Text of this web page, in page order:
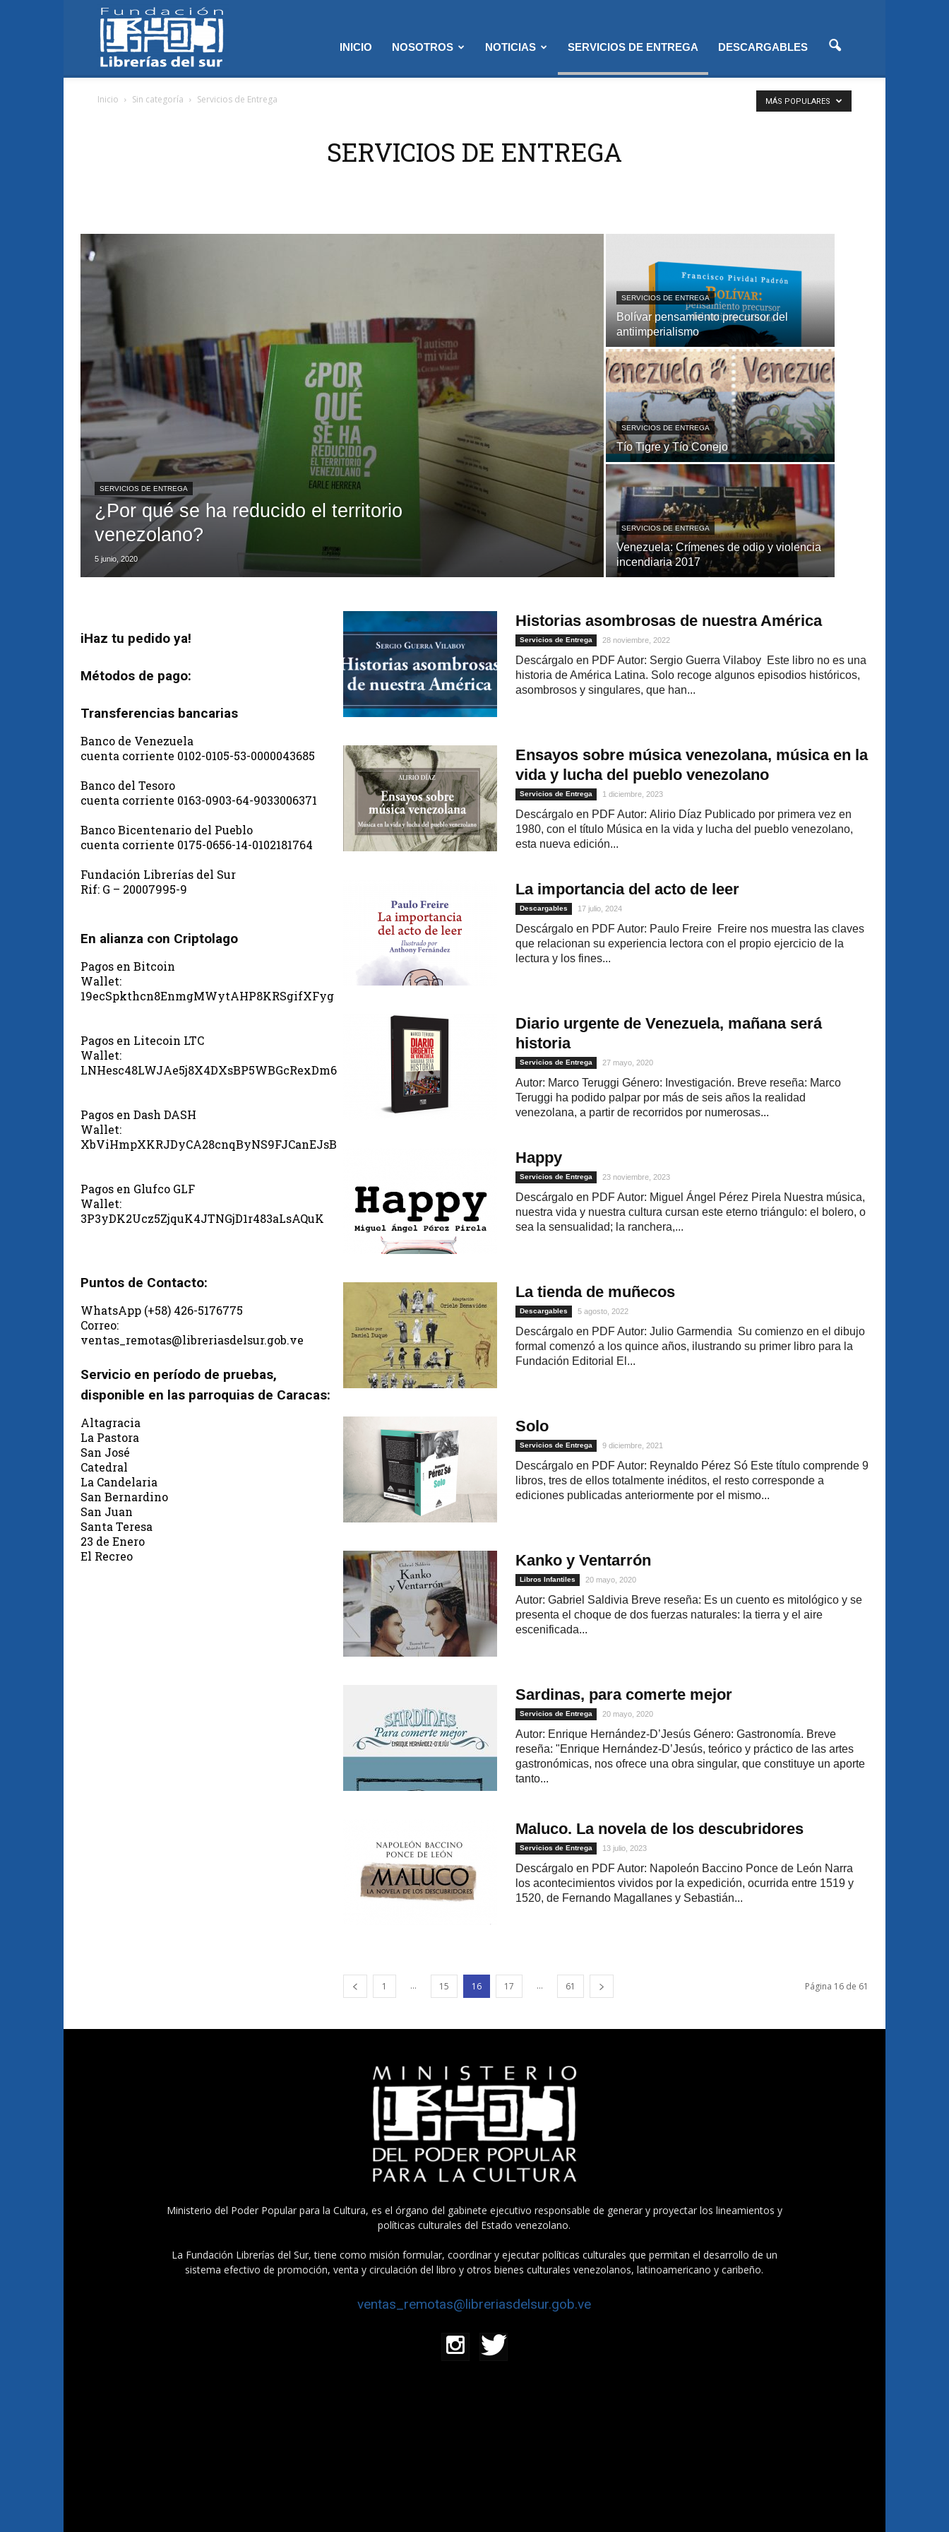
INICIO NOSOTROS NOTICIAS SERVICIOS DE ENTREGA DESCARGABLES
Inicio Sin categoría Servicios de Entrega
SERVICIOS DE ENTREGA
MÁS POPULARES
SERVICIOS DE ENTREGA
¿Por qué se ha reducido el territorio
venezolano?
5 junio, 2020
SERVICIOS DE ENTREGA
Bolívar pensamiento precursor del
antiimperialismo
SERVICIOS DE ENTREGA
Tío Tigre y Tío Conejo
SERVICIOS DE ENTREGA
Venezuela: Crímenes de odio y violencia
incendiaria 2017
Historias asombrosas de nuestra América
Servicios de Entrega 28 noviembre, 2022
Descárgalo en PDF Autor: Sergio Guerra Vilaboy Este libro no es una
historia de América Latina. Solo recoge algunos episodios históricos,
asombrosos y singulares, que han...
Ensayos sobre música venezolana, música en la
vida y lucha del pueblo venezolano
Servicios de Entrega 1 diciembre, 2023
Descárgalo en PDF Autor: Alirio Díaz Publicado por primera vez en
1980, con el título Música en la vida y lucha del pueblo venezolano,
esta nueva edición...
La importancia del acto de leer
Descargables 17 julio, 2024
Descárgalo en PDF Autor: Paulo Freire Freire nos muestra las claves
que relacionan su experiencia lectora con el propio ejercicio de la
lectura y los fines...
Diario urgente de Venezuela, mañana será
historia
Servicios de Entrega 27 mayo, 2020
Autor: Marco Teruggi Género: Investigación. Breve reseña: Marco
Teruggi ha podido palpar por más de seis años la realidad
venezolana, a partir de recorridos por numerosas...
Happy
Servicios de Entrega 23 noviembre, 2023
Descárgalo en PDF Autor: Miguel Ángel Pérez Pirela Nuestra música,
nuestra vida y nuestra cultura cursan este eterno triángulo: el bolero, o
sea la sensualidad; la ranchera,...
La tienda de muñecos
Descargables 5 agosto, 2022
Descárgalo en PDF Autor: Julio Garmendia Su comienzo en el dibujo
formal comenzó a los quince años, ilustrando su primer libro para la
Fundación Editorial El...
Solo
Servicios de Entrega 9 diciembre, 2021
Descárgalo en PDF Autor: Reynaldo Pérez Só Este título comprende 9
libros, tres de ellos totalmente inéditos, el resto corresponde a
ediciones publicadas anteriormente por el mismo...
Kanko y Ventarrón
Libros Infantiles 20 mayo, 2020
Autor: Gabriel Saldivia Breve reseña: Es un cuento es mitológico y se
presenta el choque de dos fuerzas naturales: la tierra y el aire
escenificada...
Sardinas, para comerte mejor
Servicios de Entrega 20 mayo, 2020
Autor: Enrique Hernández-D’Jesús Género: Gastronomía. Breve
reseña: "Enrique Hernández-D’Jesús, teórico y práctico de las artes
gastronómicas, nos ofrece una obra singular, que constituye un aporte
tanto...
Maluco. La novela de los descubridores
Servicios de Entrega 13 julio, 2023
Descárgalo en PDF Autor: Napoleón Baccino Ponce de León Narra
los acontecimientos vividos por la expedición, ocurrida entre 1519 y
1520, de Fernando Magallanes y Sebastián...
1 ... 15 16 17 ... 61 Página 16 de 61
iHaz tu pedido ya!
Métodos de pago:
Transferencias bancarias
Banco de Venezuela
cuenta corriente 0102-0105-53-0000043685
Banco del Tesoro
cuenta corriente 0163-0903-64-9033006371
Banco Bicentenario del Pueblo
cuenta corriente 0175-0656-14-0102181764
Fundación Librerías del Sur
Rif: G – 20007995-9
En alianza con Criptolago
Pagos en Bitcoin
Wallet:
19ecSpkthcn8EnmgMWytAHP8KRSgifXFyg
Pagos en Litecoin LTC
Wallet:
LNHesc48LWJAe5j8X4DXsBP5WBGcRexDm6
Pagos en Dash DASH
Wallet:
XbViHmpXKRJDyCA28cnqByNS9FJCanEJsB
Pagos en Glufco GLF
Wallet:
3P3yDK2Ucz5ZjquK4JTNGjD1r483aLsAQuK
Puntos de Contacto:
WhatsApp (+58) 426-5176775
Correo:
ventas_remotas@libreriasdelsur.gob.ve
Servicio en período de pruebas,
disponible en las parroquias de Caracas:
Altagracia
La Pastora
San José
Catedral
La Candelaria
San Bernardino
San Juan
Santa Teresa
23 de Enero
El Recreo
Ministerio del Poder Popular para la Cultura, es el órgano del gabinete ejecutivo responsable de generar y proyectar los lineamientos y
políticas culturales del Estado venezolano.
La Fundación Librerías del Sur, tiene como misión formular, coordinar y ejecutar políticas culturales que permitan el desarrollo de un
sistema efectivo de promoción, venta y circulación del libro y otros bienes culturales venezolanos, latinoamericano y caribeño.
ventas_remotas@libreriasdelsur.gob.ve